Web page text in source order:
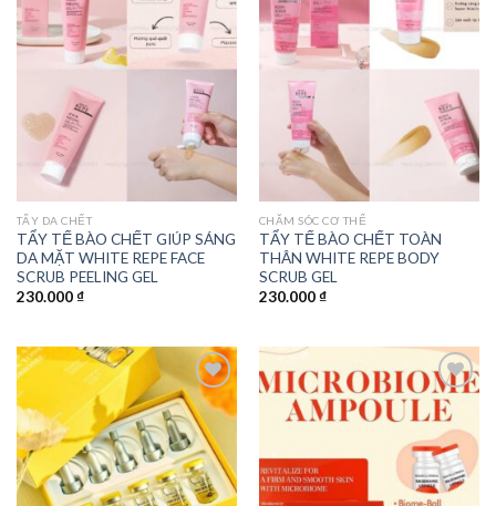
Add to
wishlist
TẨY DA CHẾT
TẨY TẾ BÀO CHẾT GIÚP SÁNG
DA MẶT WHITE REPE FACE
SCRUB PEELING GEL
230.000₫
Add to
wishlist
CHĂM SÓC CƠ THỂ
TẨY TẾ BÀO CHẾT TOÀN
THÂN WHITE REPE BODY
SCRUB GEL
230.000₫
Add to
wishlist
Add to
wishlist